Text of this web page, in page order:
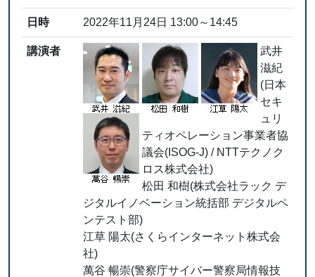
日時 2022年11月24日 13:00～14:45
講演者
武井
滋紀
(日本
セキ
ュリ
ティオペレーション事業者協
議会(ISOG-J) / NTTテクノク
ロス株式会社)
松田 和樹(株式会社ラック デ
ジタルイノベーション統括部 デジタルペ
ンテスト部)
江草 陽太(さくらインターネット株式会
社)
萬谷 暢崇(警察庁サイバー警察局情報技